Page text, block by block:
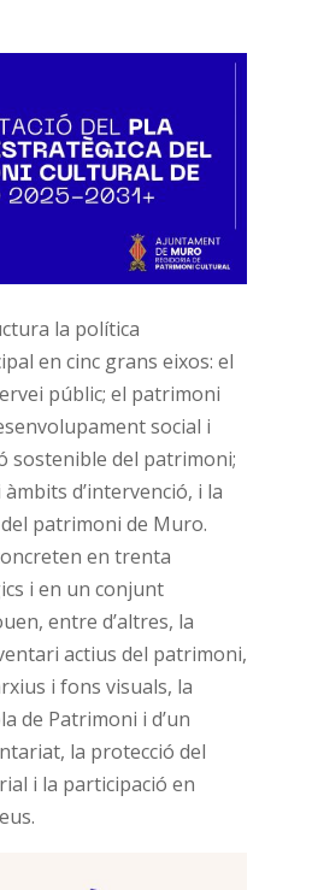
la política
en cinc grans eixos: el
públic; el patrimoni
social i
sostenible del patrimoni;
d’intervenció, i la
patrimoni de Muro.
en trenta
i en un conjunt
entre d’altres, la
actius del patrimoni,
i fons visuals, la
de Patrimoni i d’un
la protecció del
i la participació en